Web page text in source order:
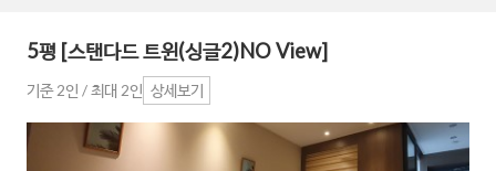
5평 [스탠다드 트윈(싱글2)NO View]
기준 2인 / 최대 2인 상세보기